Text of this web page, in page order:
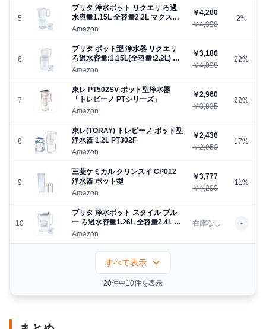
正規品】
5
ブリタ 浄水ポット リクエリ ろ過
水容量1.15L 全容量2.2L マクスト
ラプラス カートリッジ 1個付 - ド
Amazon
￥4,280
￥4,398
2%
6
ブリタ ポット型 浄水器 リクエリ
ろ過水容量:1.15L(全容量:2.2L) マ
クストラプロ カートリッジ ピュア
規品】
Amazon
￥3,180
￥4,098
22%
7
東レ PT502SV ポット型浄水器
「トレビーノ PTシリーズ」
Amazon
￥2,960
￥3,835
22%
8
東レ(TORAY) トレビーノ ポット型
浄水器 1.2L PT302F
Amazon
￥2,436
￥2,950
17%
9
三菱ケミカル クリンスイ CP012
浄水器 ポット型
Amazon
￥3,777
￥4,290
11%
10
ブリタ 浄水ポット スタイル ブル
ー ろ過水容量1.26L 全容量2.4L マ
クストラプラス カートリッジ 1個
ン正規品
Amazon
在庫なし -
すべて表示
20件中10件を表示